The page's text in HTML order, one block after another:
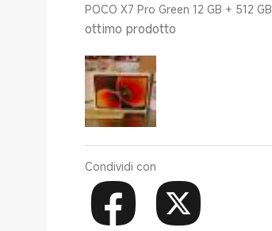
POCO X7 Pro Green 12 GB + 512 GB
ottimo prodotto
Condividi con